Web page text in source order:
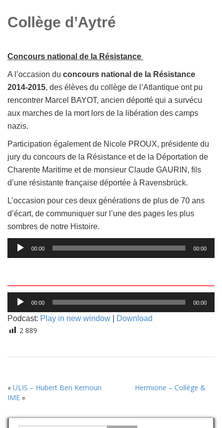
Collège d’Aytré
Concours national de la Résistance
A l’occasion du concours national de la Résistance
2014-2015, des élèves du collège de l’Atlantique ont pu
rencontrer Marcel BAYOT, ancien déporté qui a survécu
aux marches de la mort lors de la libération des camps
nazis.
Participation également de Nicole PROUX, présidente du
jury du concours de la Résistance et de la Déportation de
Charente Maritime et de monsieur Claude GAURIN, fils
d’une résistante française déportée à Ravensbrück.
L’occasion pour ces deux générations de plus de 70 ans
d’écart, de communiquer sur l’une des pages les plus
sombres de notre Histoire.
Lecteur
audio
00:00 00:00
Lecteur
audio
00:00 00:00
Podcast: Play in new window Download
2 889
« ULIS – Hubert Ben Kemoun
Hermione – Collège &
IME »